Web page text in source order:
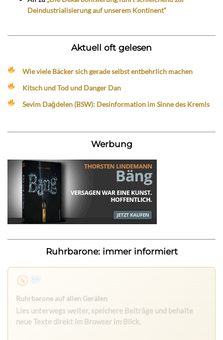
Deindustrialisierung auf unserem Kontinent“
Aktuell oft gelesen
Wie viele Bäcker sich gerade selbst entbehrlich machen
Kitsch und Tod und Danger Dan
Sevim Dağdelen (BSW): Desinformation im Sinne des Kremls
Werbung
Ruhrbarone: immer informiert
Nichts mehr verpassen
Die Ruhrbarone-App bringt den Blog aufs Handy. Die